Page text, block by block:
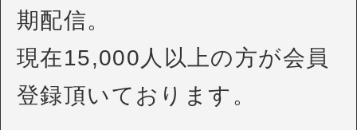
期配信。
現在15,000人以上の方が会員
登録頂いております。